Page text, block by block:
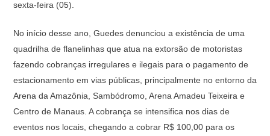
sexta-feira (05).
No início desse ano, Guedes denunciou a existência de uma
quadrilha de flanelinhas que atua na extorsão de motoristas
fazendo cobranças irregulares e ilegais para o pagamento de
estacionamento em vias públicas, principalmente no entorno da
Arena da Amazônia, Sambódromo, Arena Amadeu Teixeira e
Centro de Manaus. A cobrança se intensifica nos dias de
eventos nos locais, chegando a cobrar R$ 100,00 para os